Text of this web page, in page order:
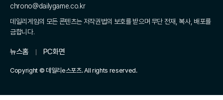
chrono@dailygame.co.kr
데일리게임의 모든 콘텐츠는 저작권법의 보호를 받으며 무단 전재, 복사, 배포를
금합니다.
뉴스홈 PC화면
Copyright © 데일리e스포츠. All rights reserved.